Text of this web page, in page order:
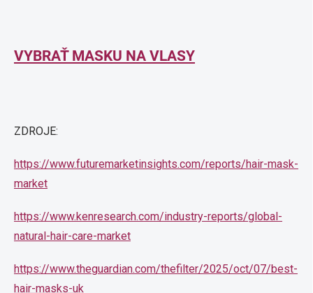
VYBRAŤ MASKU NA VLASY
ZDROJE:
https://www.futuremarketinsights.com/reports/hair-mask-
market
https://www.kenresearch.com/industry-reports/global-
natural-hair-care-market
https://www.theguardian.com/thefilter/2025/oct/07/best-
hair-masks-uk